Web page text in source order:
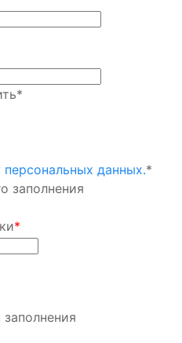
*
персональных данных.*
заполнения
*